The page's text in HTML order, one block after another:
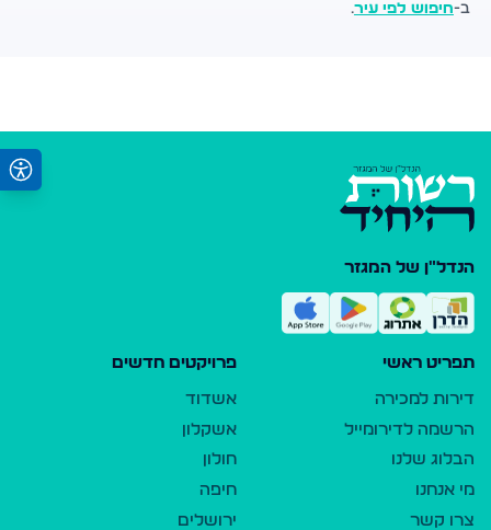
ב-חיפוש לפי עיר.
הנדל"ן של המגזר
תפריט ראשי
דירות למכירה
הרשמה לדירומייל
הבלוג שלנו
מי אנחנו
צרו קשר
פרויקטים חדשים
אשדוד
אשקלון
חולון
חיפה
ירושלים